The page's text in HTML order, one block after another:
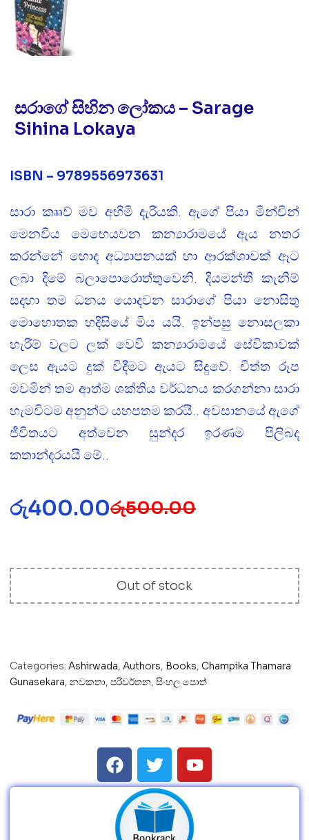
සරාගේ සිහින ලෝකය – Sarage
Sihina Lokaya
ISBN – 9789556973631
සාරා කෲව් මව අහිමි දැරියකි. ඇගේ පියා මින්චින්
මෙනවිය මෙහෙයවන කන්‍යාරාමයේ ඇය නතර
කරන්නේ හොද අධ්‍යාපනයක් හා ආරක්ශාවක් ඈට
ලබා දිමේ බලාපොරොත්තුවෙනි. දියමන්ති කැනිම්
සදහා තම ධනය යොදවන සාරාගේ පියා නොසිතු
මොහොතක හදිසියේ මිය යයි. ඉන්පසු නොසලකා
හැරීම් වලට ලක් වෙවි කන්‍යාරාමයේ සේවිකාවක්
ලෙස ඇයට දුක් විදීමට ඇයට සිදුවේ. චිත්ත රූප
මවමින් තම ආත්ම ශක්තිය වර්ධනය කරගන්නා සාරා
හැමවිටම අනුන්ට යහපතම කරයි.. අවසානයේ ඇගේ
ජීවිතයට අත්වෙන සුන්දර ඉරණම පිලිබද
කතාන්දරයයි මේ..
රු500.00
රු400.00
Out of stock
Categories: Ashirwada, Authors, Books, Champika Thamara
Gunasekara, නවකතා, පරිවර්තන, සිංහල පොත්